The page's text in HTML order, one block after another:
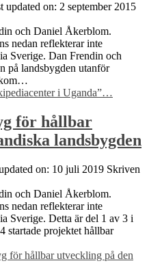
updated on: 2 september 2015
och Daniel Åkerblom.
nedan reflekterar inte
Sverige. Dan Frendin och
på landsbygden utanför
i Uganda”…
för hållbar
landsbygden
on: 10 juli 2019 Skriven
och Daniel Åkerblom.
nedan reflekterar inte
Sverige. Detta är del 1 av 3 i
startade projektet hållbar
för hållbar utveckling på den